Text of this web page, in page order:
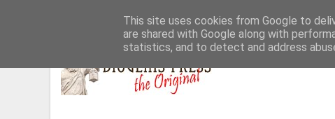
This site uses cookies from Google to
are shared with Google along with
statistics, and to detect and address